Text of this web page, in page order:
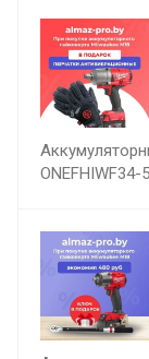
ONEFHIWF34-